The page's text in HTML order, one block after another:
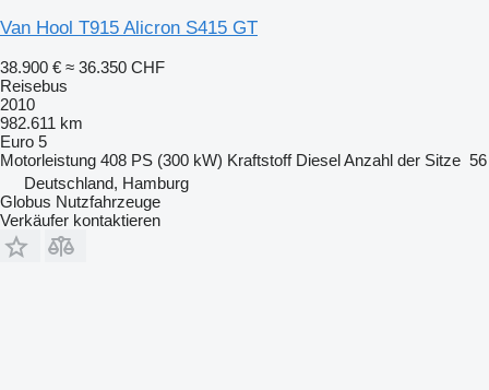
Van Hool T915 Alicron S415 GT
38.900 € ≈ 36.350 CHF
Reisebus
2010
982.611 km
Euro 5
Motorleistung 408 PS (300 kW) Kraftstoff DieselAnzahl der Sitze 56
Deutschland, Hamburg
Globus Nutzfahrzeuge
Verkäufer kontaktieren